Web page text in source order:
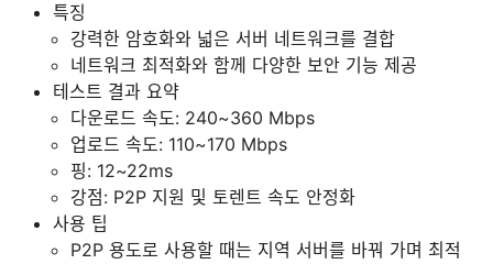
특징
강력한 암호화와 넓은 서버 네트워크를 결합
네트워크 최적화와 함께 다양한 보안 기능 제공
테스트 결과 요약
다운로드 속도: 240~360 Mbps
업로드 속도: 110~170 Mbps
핑: 12~22ms
강점: P2P 지원 및 토렌트 속도 안정화
사용 팁
P2P 용도로 사용할 때는 지역 서버를 바꿔 가며 최적